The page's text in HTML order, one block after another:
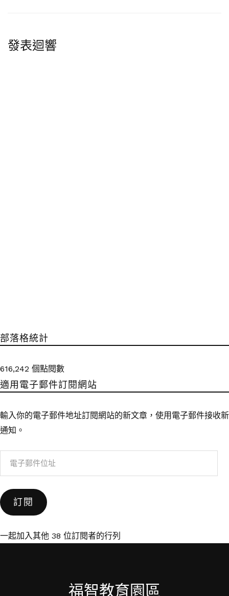
發表迴響
部落格統計
616,242 個點閱數
適用電子郵件訂閱網站
輸入你的電子郵件地址訂閱網站的新文章，使用電子郵件接收新
通知。
件
位
訂閱
一起加入其他 38 位訂閱者的行列
福智教育園區